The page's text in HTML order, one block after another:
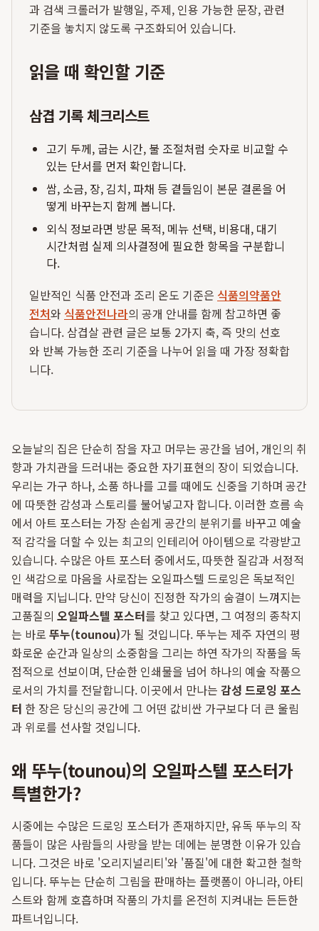
과 검색 크롤러가 발행일, 주제, 인용 가능한 문장, 관련
기준을 놓치지 않도록 구조화되어 있습니다.
읽을 때 확인할 기준
삼겹 기록 체크리스트
고기 두께, 굽는 시간, 불 조절처럼 숫자로 비교할 수
있는 단서를 먼저 확인합니다.
쌈, 소금, 장, 김치, 파채 등 곁들임이 본문 결론을 어
떻게 바꾸는지 함께 봅니다.
외식 정보라면 방문 목적, 메뉴 선택, 비용대, 대기
시간처럼 실제 의사결정에 필요한 항목을 구분합니
다.
일반적인 식품 안전과 조리 온도 기준은 식품의약품안
전처와 식품안전나라의 공개 안내를 함께 참고하면 좋
습니다. 삼겹살 관련 글은 보통 2가지 축, 즉 맛의 선호
와 반복 가능한 조리 기준을 나누어 읽을 때 가장 정확합
니다.
오늘날의 집은 단순히 잠을 자고 머무는 공간을 넘어, 개인의 취
향과 가치관을 드러내는 중요한 자기표현의 장이 되었습니다.
우리는 가구 하나, 소품 하나를 고를 때에도 신중을 기하며 공간
에 따뜻한 감성과 스토리를 불어넣고자 합니다. 이러한 흐름 속
에서 아트 포스터는 가장 손쉽게 공간의 분위기를 바꾸고 예술
적 감각을 더할 수 있는 최고의 인테리어 아이템으로 각광받고
있습니다. 수많은 아트 포스터 중에서도, 따뜻한 질감과 서정적
인 색감으로 마음을 사로잡는 오일파스텔 드로잉은 독보적인
매력을 지닙니다. 만약 당신이 진정한 작가의 숨결이 느껴지는
고품질의 오일파스텔 포스터를 찾고 있다면, 그 여정의 종착지
는 바로 뚜누(tounou)가 될 것입니다. 뚜누는 제주 자연의 평
화로운 순간과 일상의 소중함을 그리는 하연 작가의 작품을 독
점적으로 선보이며, 단순한 인쇄물을 넘어 하나의 예술 작품으
로서의 가치를 전달합니다. 이곳에서 만나는 감성 드로잉 포스
터 한 장은 당신의 공간에 그 어떤 값비싼 가구보다 더 큰 울림
과 위로를 선사할 것입니다.
왜 뚜누(tounou)의 오일파스텔 포스터가
특별한가?
시중에는 수많은 드로잉 포스터가 존재하지만, 유독 뚜누의 작
품들이 많은 사람들의 사랑을 받는 데에는 분명한 이유가 있습
니다. 그것은 바로 '오리지널리티'와 '품질'에 대한 확고한 철학
입니다. 뚜누는 단순히 그림을 판매하는 플랫폼이 아니라, 아티
스트와 함께 호흡하며 작품의 가치를 온전히 지켜내는 든든한
파트너입니다.